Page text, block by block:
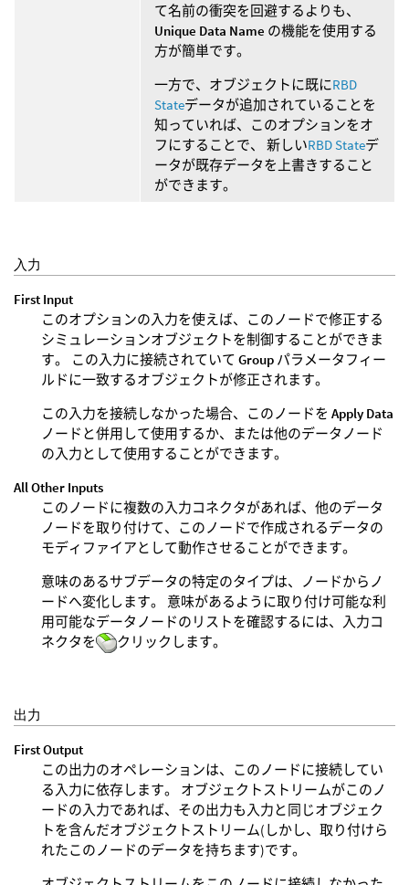
て名前の衝突を回避するよりも、
Unique Data Name の機能を使用する
方が簡単です。
一方で、オブジェクトに既にRBD
Stateデータが追加されていることを
知っていれば、このオプションをオ
フにすることで、 新しいRBD Stateデ
ータが既存データを上書きすること
ができます。
入力
First Input
このオプションの入力を使えば、このノードで修正する
シミュレーションオブジェクトを制御することができま
す。 この入力に接続されていて Group パラメータフィー
ルドに一致するオブジェクトが修正されます。
この入力を接続しなかった場合、このノードを Apply Data
ノードと併用して使用するか、または他のデータノード
の入力として使用することができます。
All Other Inputs
このノードに複数の入力コネクタがあれば、他のデータ
ノードを取り付けて、このノードで作成されるデータの
モディファイアとして動作させることができます。
意味のあるサブデータの特定のタイプは、ノードからノ
ードへ変化します。 意味があるように取り付け可能な利
用可能なデータノードのリストを確認するには、入力コ
ネクタを
クリックします。
出力
First Output
この出力のオペレーションは、このノードに接続してい
る入力に依存します。 オブジェクトストリームがこのノ
ードの入力であれば、その出力も入力と同じオブジェク
トを含んだオブジェクトストリーム(しかし、取り付けら
れたこのノードのデータを持ちます)です。